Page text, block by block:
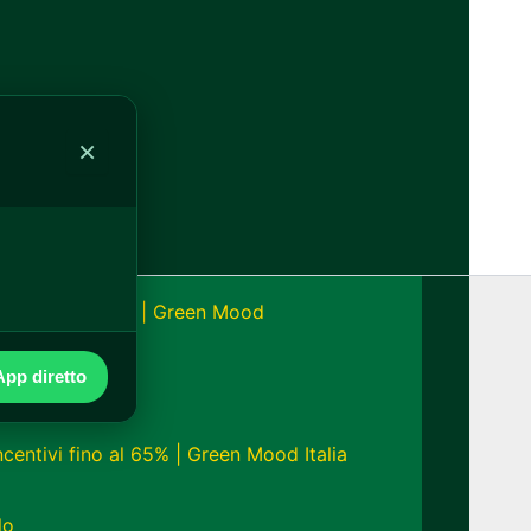
×
diretto
fino a 24h | Green Mood
fino al 65% | Green Mood Italia